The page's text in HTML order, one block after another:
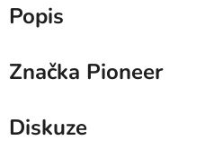
Popis
Značka Pioneer
Diskuze